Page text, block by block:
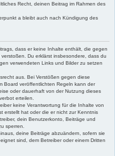
Recht, deinen Beitrag im Rahmen des
a bleibt auch nach Kündigung des
dass er keine Inhalte enthält, die gegen
Du erklärst insbesondere, dass du
verwendeten Links und Bilder zu setzen
aus. Bei Verstößen gegen diese
Board veröffentlichten Regeln kann der
oder dauerhaft von der Nutzung dieses
erteilen.
keine Verantwortung für die Inhalte von
erstellt hat oder die er nicht zur Kenntnis
dein Benutzerkonto, Beiträge und
sperren.
deine Beiträge abzuändern, sofern sie
sind, dem Betreiber oder einem Dritten